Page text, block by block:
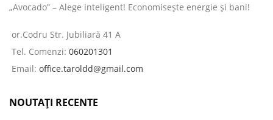
„Avocado” – Alege inteligent! Economisește energie și bani!
or.Codru Str. Jubiliară 41 A
Tel. Comenzi: 060201301
Email: office.taroldd@gmail.com
NOUTAȚI RECENTE